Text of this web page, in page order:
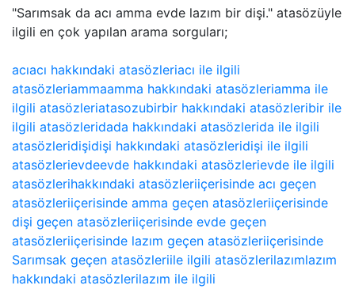
"Sarımsak da acı amma evde lazım bir dişi." atasözüyle
ilgili en çok yapılan arama sorguları;
acıacı hakkındaki atasözleriacı ile ilgili
atasözleriammaamma hakkındaki atasözleriamma ile
ilgili atasözleriatasozubirbir hakkındaki atasözleribir ile
ilgili atasözleridada hakkındaki atasözlerida ile ilgili
atasözleridişidişi hakkındaki atasözleridişi ile ilgili
atasözlerievdeevde hakkındaki atasözlerievde ile ilgili
atasözlerihakkındaki atasözleriiçerisinde acı geçen
atasözleriiçerisinde amma geçen atasözleriiçerisinde
dişi geçen atasözleriiçerisinde evde geçen
atasözleriiçerisinde lazım geçen atasözleriiçerisinde
Sarımsak geçen atasözleriile ilgili atasözlerilazımlazım
hakkındaki atasözlerilazım ile ilgili